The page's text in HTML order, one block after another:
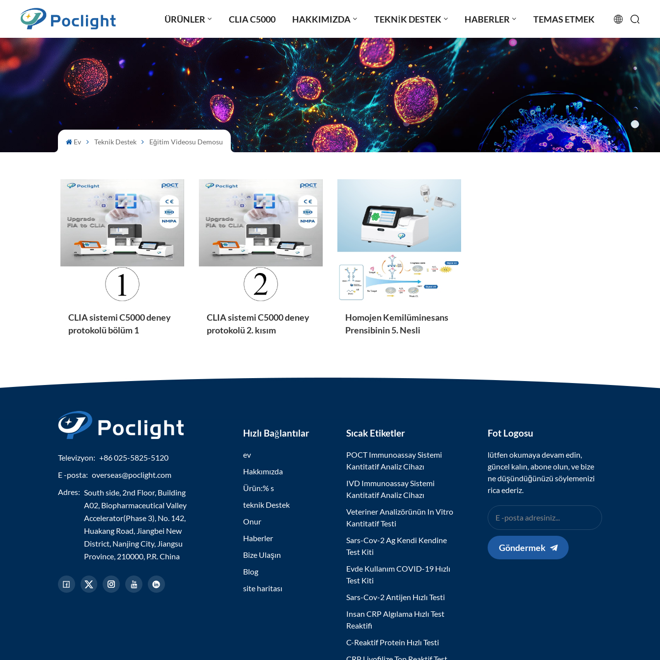
ÜRÜNLER CLIA C5000 HAKKIMIZDA TEKNIK DESTEK HABERLER TEMAS ETMEK
English
русский
español
português
Ev Teknik Destek Eğitim Videosu Demosu
CLIA sistemi C5000 deney
protokolü bölüm 1
CLIA sistemi C5000 deney
protokolü 2. kısım
Homojen Kemilüminesans
Prensibinin 5. Nesli
Televizyon: +86 025-5825-5120
E -posta: overseas@poclight.com
Adres: South side, 2nd Floor, Building
A02, Biopharmaceutical Valley
Accelerator(Phase 3), No. 142,
Huakang Road, Jiangbei New
District, Nanjing City, Jiangsu
Province, 210000, P.R. China
Hızlı Bağlantılar
ev
Hakkımızda
Ürün:% s
teknik Destek
Onur
Haberler
Bize Ulaşın
Blog
site haritası
Sıcak Etiketler
POCT Immunoassay Sistemi
Kantitatif Analiz Cihazı
IVD Immunoassay Sistemi
Kantitatif Analiz Cihazı
Veteriner Analizörünün In Vitro
Kantitatif Testi
Sars-Cov-2 Ag Kendi Kendine
Test Kiti
Evde Kullanım COVID-19 Hızlı
Test Kiti
Sars-Cov-2 Antijen Hızlı Testi
Insan CRP Algılama Hızlı Test
Reaktifi
C-Reaktif Protein Hızlı Testi
Fot Logosu
lütfen okumaya devam edin,
güncel kalın, abone olun, ve bize
ne düşündüğünüzü söylemenizi
rica ederiz.
Göndermek